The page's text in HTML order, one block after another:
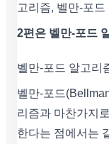
고리즘, 벨만-포
2편은 벨만-포드
벨만-포드 알고리
벨만-포드
리즘과 마찬가지
한다는 점에서는